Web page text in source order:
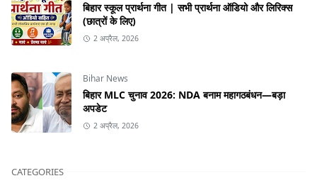
बिहार स्कूल प्रार्थना गीत | सभी प्रार्थना ऑडियो और लिरिक्स
(छात्रों के लिए)
2 अप्रैल, 2026
Bihar News
बिहार MLC चुनाव 2026: NDA बनाम महागठबंधन—बड़ा
अपडेट
2 अप्रैल, 2026
CATEGORIES